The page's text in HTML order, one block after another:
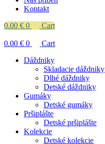
Kontakt
0.00 € 0 Cart
0.00 € 0
Cart
Dáždniky
Skladacie dáždniky
Dlhé dáždniky
Detské dáždniky
Gumáky
Detské gumáky
Pršiplášte
Detské pršiplášte
Kolekcie
Detské kolekcie